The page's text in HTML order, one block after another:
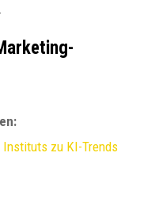
Instituts zu KI-Trends